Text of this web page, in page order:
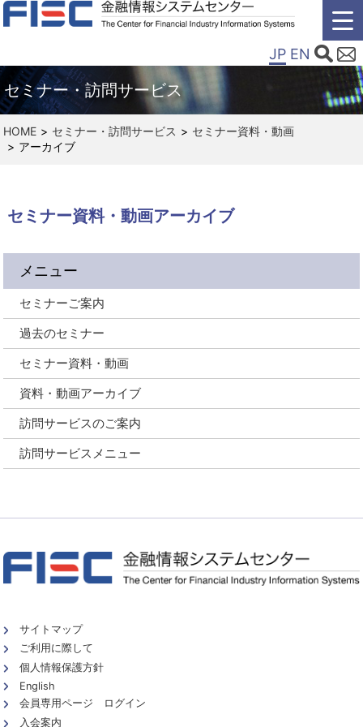
JP EN
セミナー・訪問サービス
HOME セミナー・訪問サービス
セミナー資料・動画
アーカイブ
セミナー資料・動画アーカイブ
メニュー
セミナーご案内
過去のセミナー
セミナー資料・動画
資料・動画アーカイブ
訪問サービスのご案内
訪問サービスメニュー
サイトマップ
ご利用に際して
個人情報保護方針
English
会員専用ページ ログイン
入会案内